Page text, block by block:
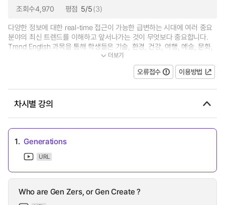
조회수4,970 평점 5/5(3)
다양한 정보에 대한 real-time 접근이 가능한 급변하는 시대에 여러 중요
분야의 최신 트렌드를 이해하고 앞서나가는 것이 무엇보다 중요합니다.
Trend English 과목을 통해 학생들은 기술, 환경, 건강, 여행, 예술, 문화,
그리고 여러 사회적 이슈에 관한 최신...
더보기
오류접수 이용방법
차시별 강의
1. Generations
URL
Who are Gen Zers, or Gen Create ?